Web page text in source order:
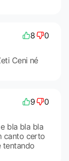
8 0
Ceni né
9 0
bla bla bla
canto certo
tentando